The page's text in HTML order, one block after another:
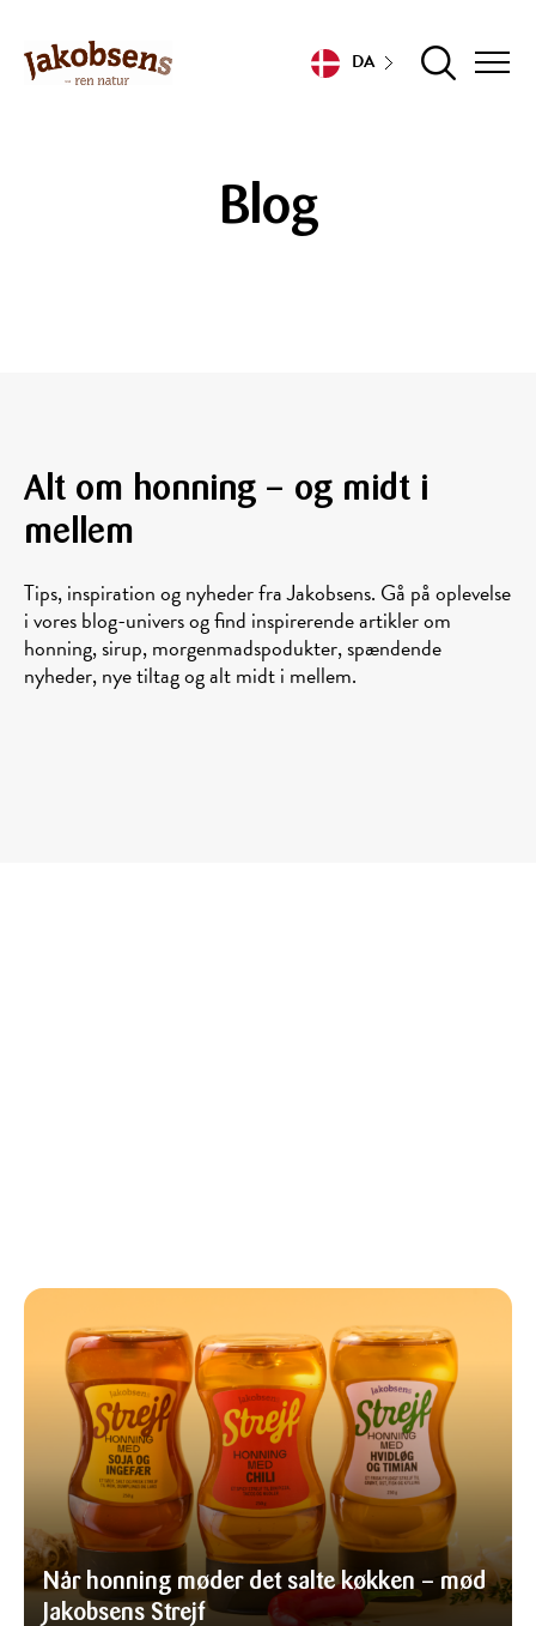
DA
Blog
Alt om honning – og midt i
mellem
Tips, inspiration og nyheder fra Jakobsens. Gå på oplevelse
i vores blog-univers og find inspirerende artikler om
honning, sirup, morgenmadspodukter, spændende
nyheder, nye tiltag og alt midt i mellem.
Når honning møder det salte køkken – mød
Jakobsens Strejf